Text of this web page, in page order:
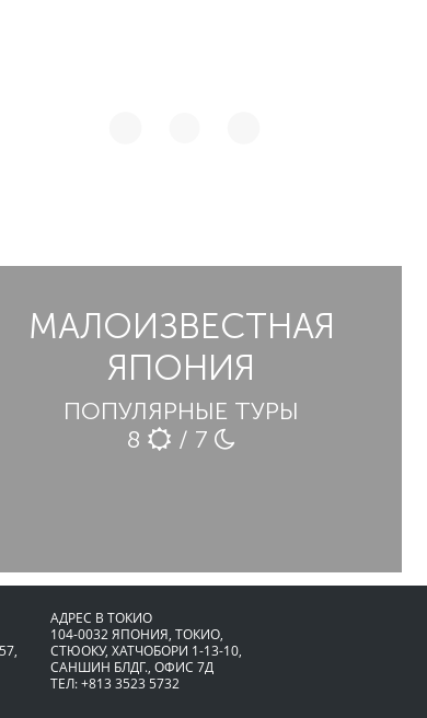
МАЛОИЗВЕСТНАЯ
ЯПОНИЯ
ПОПУЛЯРНЫЕ ТУРЫ
8
/ 7
АДРЕС В ТОКИО
104-0032 ЯПОНИЯ, ТОКИО,
CТЮОКУ, ХАТЧОБОРИ 1-13-10,
САНШИН БЛДГ., ОФИС 7Д
ТЕЛ: +813 3523 5732